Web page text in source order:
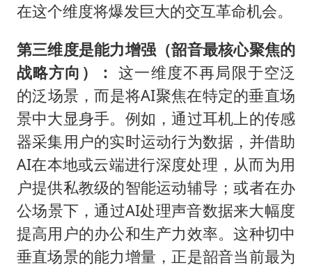
在这个维度将爆发巨大的交互革命机会。
第三维度是能力增强（韶音最核心聚焦的
战略方向）： 这一维度不再局限于空泛
的泛场景，而是将AI聚焦在特定的垂直场
景中大显身手。例如，通过耳机上的传感
器采集用户的实时运动行为数据，并借助
AI在本地或云端进行深度处理，从而为用
户提供私教级的智能运动辅导；或者在办
公场景下，通过AI处理声音数据来大幅度
提高用户的办公和生产力效率。这种切中
垂直场景的能力增量，正是韶音当前最为